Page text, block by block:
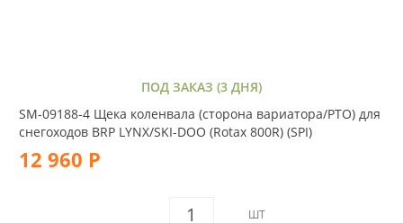
ПОД ЗАКАЗ (3 ДНЯ)
SM-09188-4 Щека коленвала (сторона вариатора/PTO) для
снегоходов BRP LYNX/SKI-DOO (Rotax 800R) (SPI)
12 960 Р
ШТ